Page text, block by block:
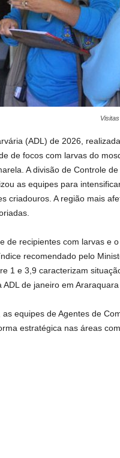
(ADL) de 2026,
de focos com larvas do
A divisão de Controle
as equipes para
criadouros. A região mais
de recipientes com larvas e
recomendado pelo
1 e 3,9 caracterizam
de janeiro em
equipes de Agentes de
estratégica nas áreas